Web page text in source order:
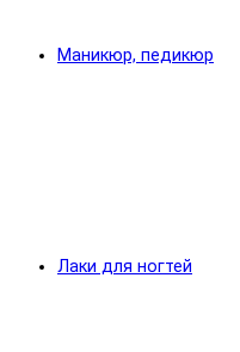
Маникюр, педикюр
Лаки для ногтей